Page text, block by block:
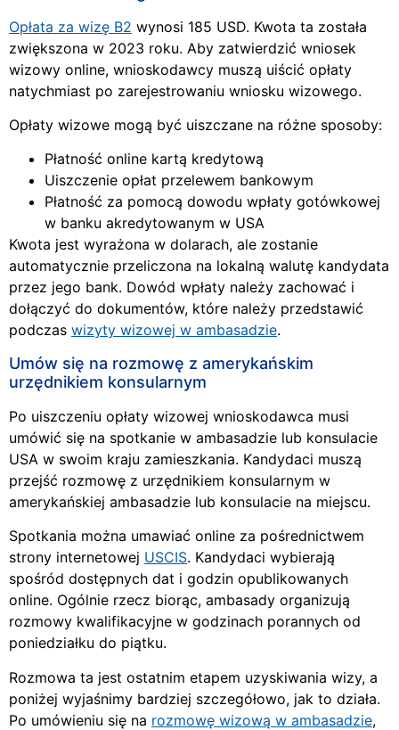
Opłata za wizę B2 wynosi 185 USD. Kwota ta została
zwiększona w 2023 roku. Aby zatwierdzić wniosek
wizowy online, wnioskodawcy muszą uiścić opłaty
natychmiast po zarejestrowaniu wniosku wizowego.
Opłaty wizowe mogą być uiszczane na różne sposoby:
Płatność online kartą kredytową
Uiszczenie opłat przelewem bankowym​
Płatność za pomocą dowodu wpłaty gotówkowej
w banku akredytowanym w USA
Kwota jest wyrażona w dolarach, ale zostanie
automatycznie przeliczona na lokalną walutę kandydata
przez jego bank. Dowód wpłaty należy zachować i
dołączyć do dokumentów, które należy przedstawić
podczas wizyty wizowej w ambasadzie.
Umów się na rozmowę z amerykańskim
urzędnikiem konsularnym
Po uiszczeniu opłaty wizowej wnioskodawca musi
umówić się na spotkanie w ambasadzie lub konsulacie
USA w swoim kraju zamieszkania. Kandydaci muszą
przejść rozmowę z urzędnikiem konsularnym w
amerykańskiej ambasadzie lub konsulacie na miejscu.
Spotkania można umawiać online za pośrednictwem
strony internetowej USCIS. Kandydaci wybierają
spośród dostępnych dat i godzin opublikowanych
online. Ogólnie rzecz biorąc, ambasady organizują
rozmowy kwalifikacyjne w godzinach porannych od
poniedziałku do piątku.
Rozmowa ta jest ostatnim etapem uzyskiwania wizy, a
poniżej wyjaśnimy bardziej szczegółowo, jak to działa.
Po umówieniu się na rozmowę wizową w ambasadzie,